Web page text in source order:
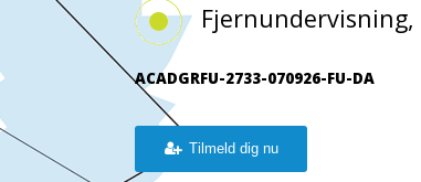
Fjernundervisning,
ACADGRFU-2733-070926-FU-DA
Tilmeld dig nu